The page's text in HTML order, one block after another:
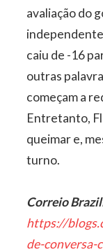
avaliação do
caiu de -16
outras
começam a
Entretanto,
queimar e,
turno.
Correio
https://
de-conversa-